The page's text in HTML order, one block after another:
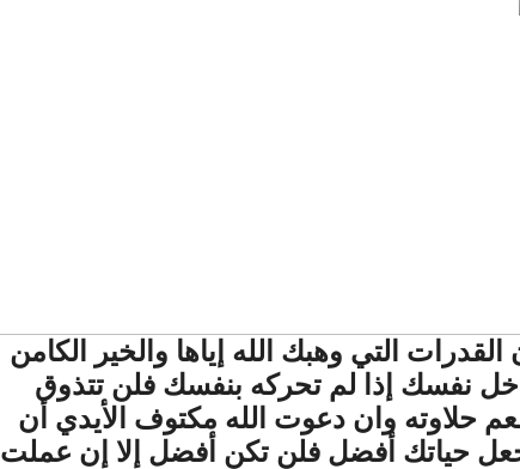
القدرات التي وهبك الله إياها والخير الكامن
نفسك إذا لم تحركه بنفسك فلن تتذوق
حلاوته وان دعوت الله مكتوف الأيدي أن
حياتك أفضل فلن تكن أفضل إلا إن عملت